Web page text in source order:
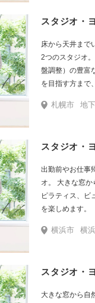
スタジオ・
床から天井まで
2つのスタジオ。 ヨガ、ピラティス、ビューティ・ペルヴィス
盤調整）の豊富なプログラム
を目指す方まで
札幌市 地下
スタジオ・
出勤前やお仕事
オ。 大きな窓
ピラティス、ビ
を楽しめます。
横浜市 横浜駅
スタジオ・
大きな窓から自然